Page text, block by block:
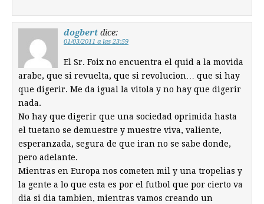
dogbert dice:
01/03/2011 a las 23:59
El Sr. Foix no encuentra el quid a la movida
arabe, que si revuelta, que si revolucion… que si hay
que digerir. Me da igual la vitola y no hay que digerir
nada.
No hay que digerir que una sociedad oprimida hasta
el tuetano se demuestre y muestre viva, valiente,
esperanzada, segura de que iran no se sabe donde,
pero adelante.
Mientras en Europa nos cometen mil y una tropelias y
la gente a lo que esta es por el futbol que por cierto va
dia si dia tambien, mientras vamos creando un